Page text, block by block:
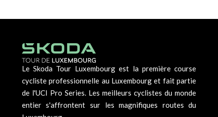
Le Skoda Tour Luxembourg est la première course
cycliste professionnelle au Luxembourg et fait partie
de l'UCI Pro Series. Les meilleurs cyclistes du monde
entier s'affrontent sur les magnifiques routes du